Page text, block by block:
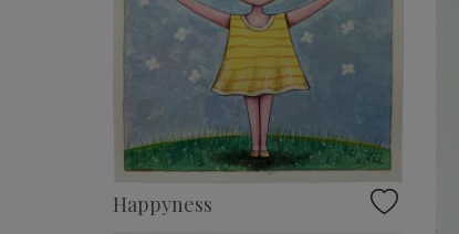
Happyness